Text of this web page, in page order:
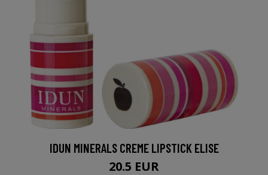
IDUN MINERALS CREME LIPSTICK ELISE
20.5 EUR